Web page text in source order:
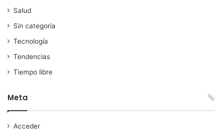
Salud
Sin categoría
Tecnología
Tendencias
Tiempo libre
Meta
Acceder